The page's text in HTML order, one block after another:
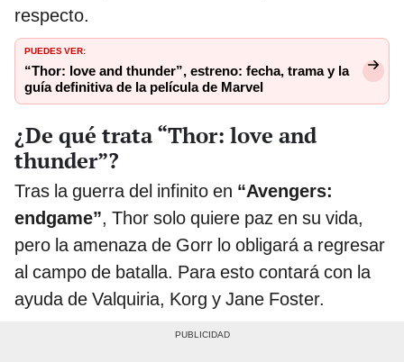
respecto.
PUEDES VER:
“Thor: love and thunder”, estreno: fecha, trama y la
guía definitiva de la película de Marvel
¿De qué trata “Thor: love and
thunder”?
Tras la guerra del infinito en “Avengers:
endgame”, Thor solo quiere paz en su vida,
pero la amenaza de Gorr lo obligará a regresar
al campo de batalla. Para esto contará con la
ayuda de Valquiria, Korg y Jane Foster.